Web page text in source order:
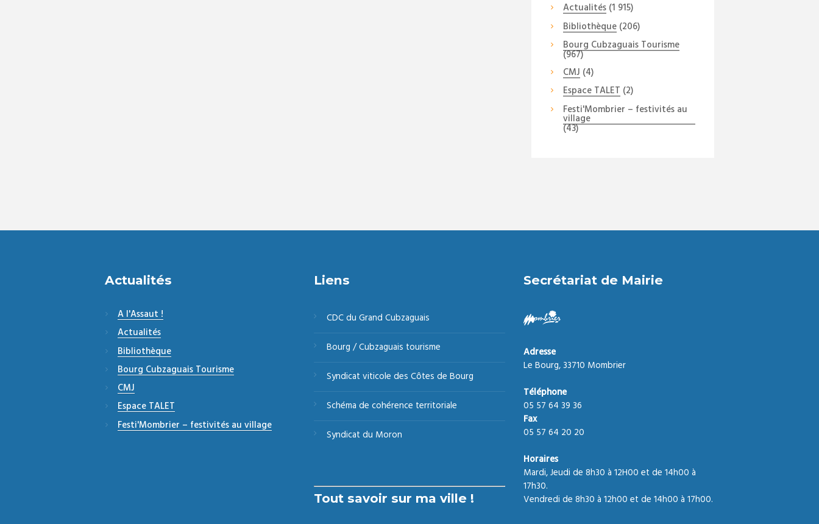
Actualités(1 915)
Bibliothèque(206)
Bourg Cubzaguais Tourisme
(967)
CMJ (4)
Espace TALET (2)
Festi'Mombrier – festivités au
village
(43)
Actualités
A l'Assaut !
Actualités
Bibliothèque
Bourg Cubzaguais Tourisme
CMJ
Espace TALET
Festi'Mombrier – festivités au village
Liens
CDC du Grand Cubzaguais
Bourg / Cubzaguais tourisme
Syndicat viticole des Côtes de Bourg
Schéma de cohérence territoriale
Syndicat du Moron
Tout savoir sur ma ville !
Secrétariat de Mairie
Adresse
Le Bourg, 33710 Mombrier
Téléphone
05 57 64 39 36
Fax
05 57 64 20 20
Horaires
Mardi, Jeudi de 8h30 à 12H00 et de 14h00 à
17h30.
Vendredi de 8h30 à 12h00 et de 14h00 à 17h00.